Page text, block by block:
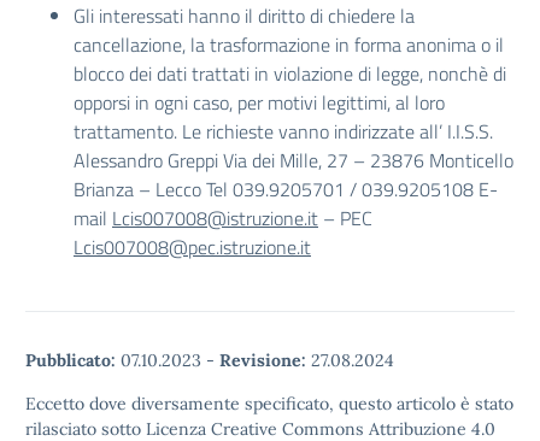
Gli interessati hanno il diritto di chiedere la
cancellazione, la trasformazione in forma anonima o il
blocco dei dati trattati in violazione di legge, nonchè di
opporsi in ogni caso, per motivi legittimi, al loro
trattamento. Le richieste vanno indirizzate all’ I.I.S.S.
Alessandro Greppi Via dei Mille, 27 – 23876 Monticello
Brianza – Lecco Tel 039.9205701 / 039.9205108 E-
mail Lcis007008@istruzione.it – PEC
Lcis007008@pec.istruzione.it
Pubblicato: 07.10.2023 - Revisione: 27.08.2024
Eccetto dove diversamente specificato, questo articolo è stato
rilasciato sotto Licenza Creative Commons Attribuzione 4.0